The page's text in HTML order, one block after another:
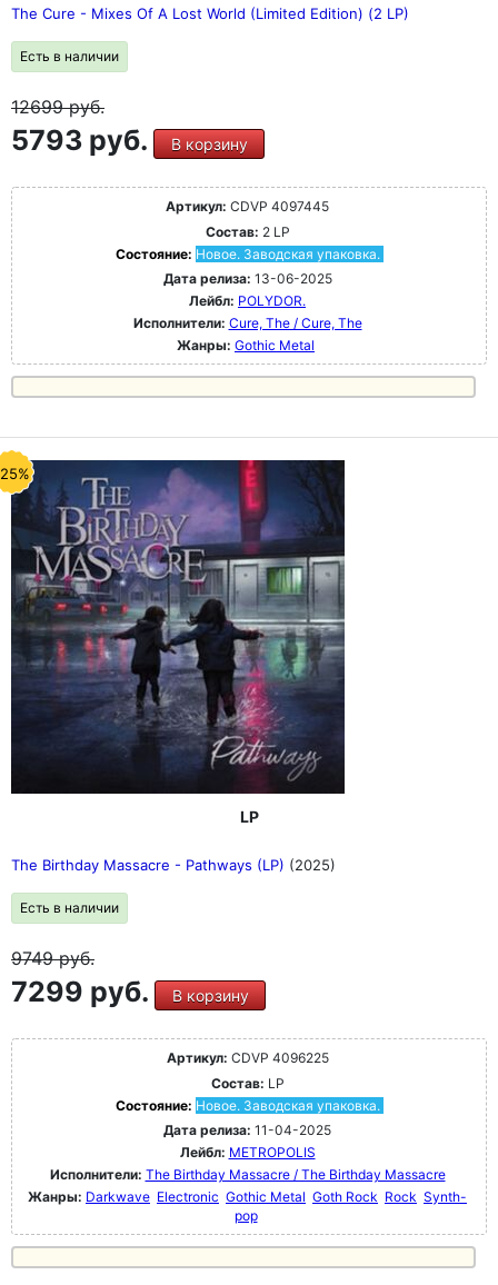
The Cure - Mixes Of A Lost World (Limited Edition) (2 LP)
Есть в наличии
12699руб.
5793 руб. В корзину
Артикул: CDVP 4097445
Состав: 2 LP
Состояние: Новое. Заводская упаковка.
Дата релиза: 13-06-2025
Лейбл: POLYDOR.
Исполнители: Cure, The / Cure, The
Жанры: Gothic Metal
LP
The Birthday Massacre - Pathways (LP) (2025)
Есть в наличии
9749руб.
7299 руб. В корзину
Артикул: CDVP 4096225
Состав: LP
Состояние: Новое. Заводская упаковка.
Дата релиза: 11-04-2025
Лейбл: METROPOLIS
Исполнители: The Birthday Massacre / The Birthday Massacre
Жанры: Darkwave Electronic Gothic Metal Goth Rock Rock Synth-
pop